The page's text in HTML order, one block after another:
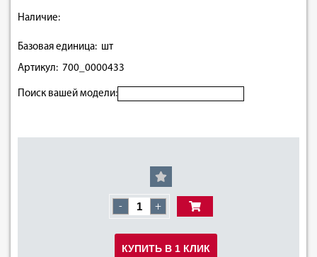
Наличие:
Базовая единица: шт
Артикул: 700_0000433
Поиск вашей модели:
- +
КУПИТЬ В 1 КЛИК